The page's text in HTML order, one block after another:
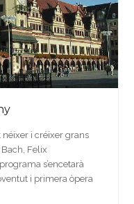
i créixer grans
Felix
s’encetarà
i primera òpera